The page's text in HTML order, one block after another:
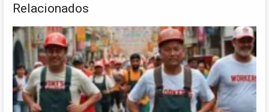
Relacionados